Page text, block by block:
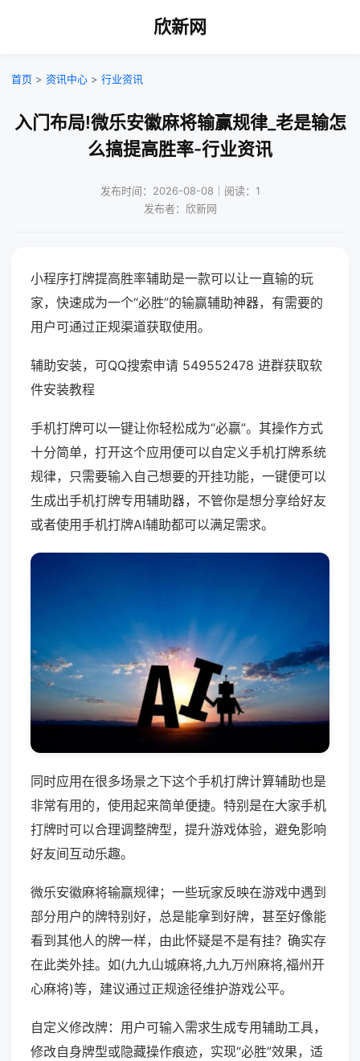
欣新网
首页 > 资讯中心 > 行业资讯
入门布局!微乐安徽麻将输赢规律_老是输怎
么搞提高胜率-行业资讯
发布时间：2026-08-08｜阅读：1
发布者：欣新网
小程序打牌提高胜率辅助是一款可以让一直输的玩
家，快速成为一个“必胜”的输赢辅助神器，有需要的
用户可通过正规渠道获取使用。
辅助安装，可QQ搜索申请 549552478 进群获取软
件安装教程
手机打牌可以一键让你轻松成为“必赢”。其操作方式
十分简单，打开这个应用便可以自定义手机打牌系统
规律，只需要输入自己想要的开挂功能，一键便可以
生成出手机打牌专用辅助器，不管你是想分享给好友
或者使用手机打牌AI辅助都可以满足需求。
同时应用在很多场景之下这个手机打牌计算辅助也是
非常有用的，使用起来简单便捷。特别是在大家手机
打牌时可以合理调整牌型，提升游戏体验，避免影响
好友间互动乐趣。
微乐安徽麻将输赢规律；一些玩家反映在游戏中遇到
部分用户的牌特别好，总是能拿到好牌，甚至好像能
看到其他人的牌一样，由此怀疑是不是有挂？确实存
在此类外挂。如(九九山城麻将,九九万州麻将,福州开
心麻将)等，建议通过正规途径维护游戏公平。
自定义修改牌：用户可输入需求生成专用辅助工具，
修改自身牌型或隐藏操作痕迹，实现“必胜”效果，适